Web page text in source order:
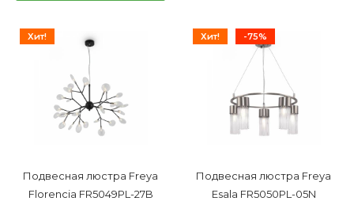
Хит!
Подвесная люстра Freya
Florencia FR5049PL-27B
Хит! -75%
Подвесная люстра Freya
Esala FR5050PL-05N